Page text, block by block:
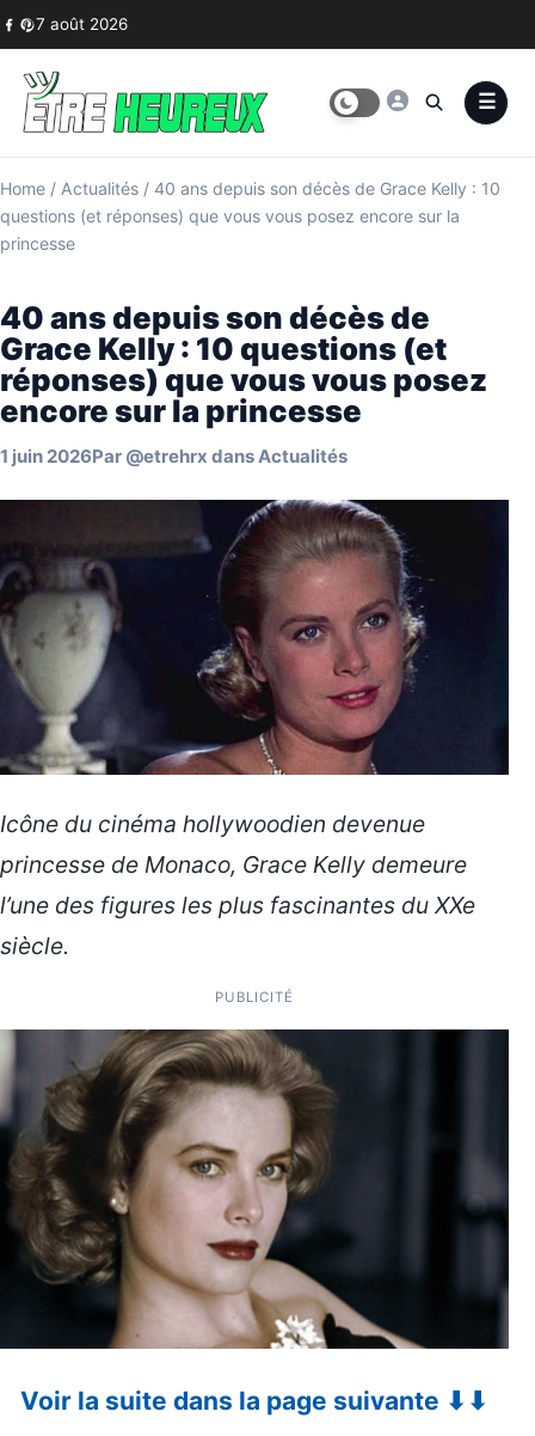
Skip to content
7 août 2026
Home / Actualités / 40 ans depuis son décès de Grace Kelly : 10
questions (et réponses) que vous vous posez encore sur la
princesse
40 ans depuis son décès de
Grace Kelly : 10 questions (et
réponses) que vous vous posez
encore sur la princesse
1 juin 2026Par @etrehrx dansActualités
Icône du cinéma hollywoodien devenue
princesse de Monaco, Grace Kelly demeure
l’une des figures les plus fascinantes du XXe
siècle.
PUBLICITÉ
Voir la suite dans la page suivante ⬇⬇